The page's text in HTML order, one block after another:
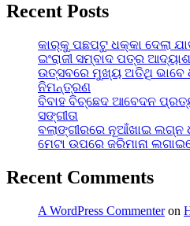
Recent Posts
କାର୍‌କୁ ପଛପଟୁ ଧକ୍କା ଦେଲା
ଇଂରାଜୀ ସମ୍ବାଦ ପତ୍ର
ଉତ୍ସବରେ ମୁଖ୍ୟ ଅତିଥି ଭାବେ
ନିମନ୍ତ୍ରଣ
ବିବାହ ବିଚ୍ଛେଦ ଆବେଦନ
ସଙ୍ଗୀତା
ବଲାଙ୍ଗୀରରେ ନୂଆଁଖାଇ ଲଗ୍ନ
ମେଟା ଉପରେ ଜରିମାନା
Recent Comments
A WordPress Commenteron